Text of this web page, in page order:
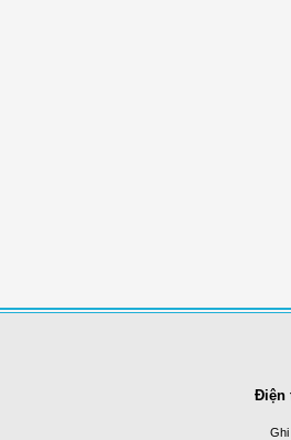
Điện
Ghi